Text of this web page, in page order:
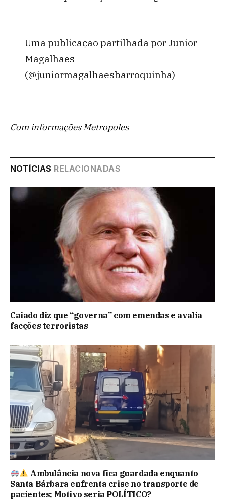
Uma publicação partilhada por Junior
Magalhaes
(@juniormagalhaesbarroquinha)
Com informações Metropoles
NOTÍCIAS RELACIONADAS
Caiado diz que “governa” com emendas e avalia
facções terroristas
Ambulância nova fica guardada enquanto
Santa Bárbara enfrenta crise no transporte de
pacientes; Motivo seria POLÍTICO?